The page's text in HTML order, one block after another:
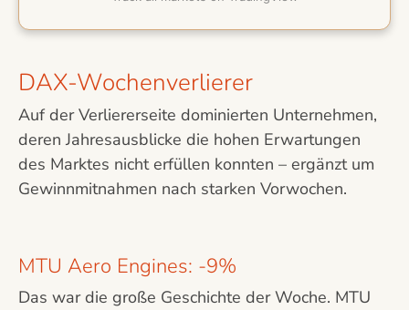
DAX-Wochenverlierer
Auf der Verliererseite dominierten Unternehmen,
deren Jahresausblicke die hohen Erwartungen
des Marktes nicht erfüllen konnten – ergänzt um
Gewinnmitnahmen nach starken Vorwochen.
MTU Aero Engines: -9%
Das war die große Geschichte der Woche. MTU